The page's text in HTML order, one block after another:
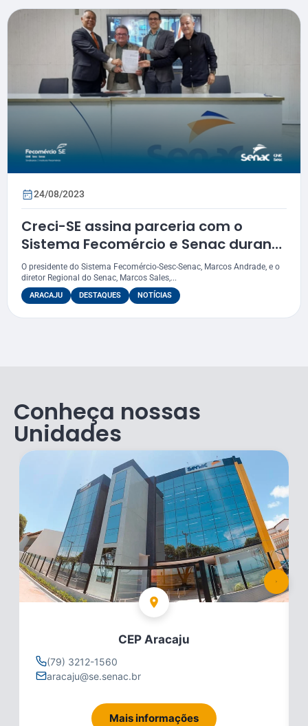
24/08/2023
Creci-SE assina parceria com o
Sistema Fecomércio e Senac durante
seminário
O presidente do Sistema Fecomércio-Sesc-Senac, Marcos Andrade, e o
diretor Regional do Senac, Marcos Sales,...
ARACAJU DESTAQUES NOTÍCIAS
Conheça nossas
Unidades
CEP Aracaju
(79) 3212-1560
aracaju@se.senac.br
Mais informações